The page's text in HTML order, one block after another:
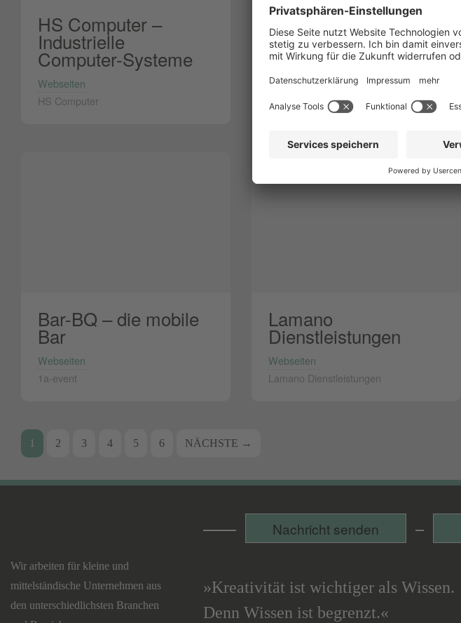
HS Computer –
Industrielle
Computer-Systeme
Webseiten
HS Computer
Ulrich Brödder –
Sachverständigenbüro
Elektrotechnik
Webseiten
Sachverständigenbüro Brödder
Bar-BQ – die mobile
Bar
Webseiten
1a-event
Lamano
Dienstleistungen
Webseiten
Lamano Dienstleistungen
Beitrags-
1 2 3 4 5 6 NÄCHSTE →
Wir arbeiten für kleine und
mittelständische Unternehmen aus
den unterschiedlichsten Branchen
Nachricht senden
»Kreativität ist wichtiger als Wissen.
Denn Wissen ist begrenzt.«